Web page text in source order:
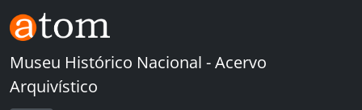
Skip to main content
Museu Histórico Nacional - Acervo
Arquivístico